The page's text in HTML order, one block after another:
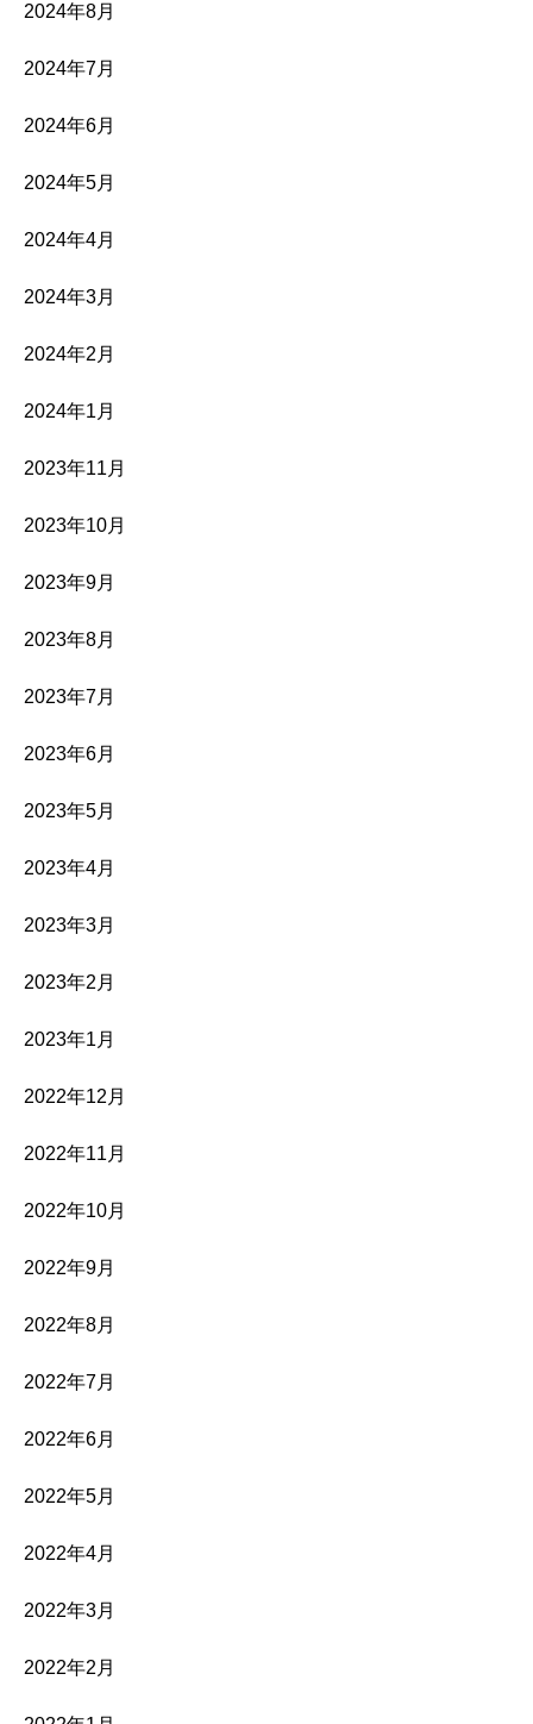
2024年8月
2024年7月
2024年6月
2024年5月
2024年4月
2024年3月
2024年2月
2024年1月
2023年11月
2023年10月
2023年9月
2023年8月
2023年7月
2023年6月
2023年5月
2023年4月
2023年3月
2023年2月
2023年1月
2022年12月
2022年11月
2022年10月
2022年9月
2022年8月
2022年7月
2022年6月
2022年5月
2022年4月
2022年3月
2022年2月